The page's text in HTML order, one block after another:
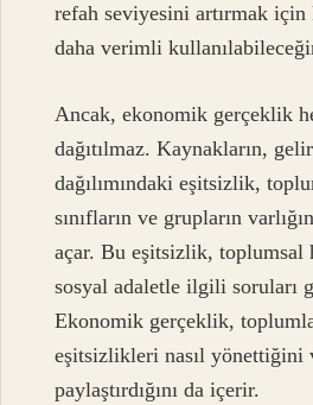
refah seviyesini artırmak için
daha verimli
Ancak, ekonomik gerçeklik
dağıtılmaz. Kaynakların,
dağılımındaki eşitsizlik,
sınıfların ve grupların
açar. Bu eşitsizlik, toplumsal
sosyal adaletle ilgili soruları
Ekonomik gerçeklik,
eşitsizlikleri nasıl yönettiğini
paylaştırdığını da içerir.